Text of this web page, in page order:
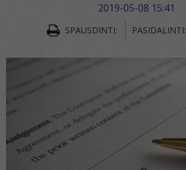
2019-05-08 15:41
SPAUSDINTI: PASIDALINTI: